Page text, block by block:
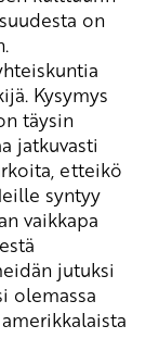
on
Kysymys
täysin
jatkuvasti
etteikö
syntyy
vaikkapa
jutuksi
olemassa